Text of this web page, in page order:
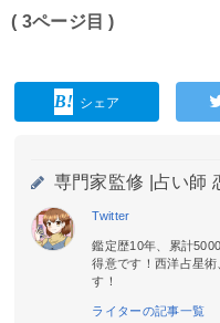
( 3ページ目 )
シェア
専門家監修 | 占い師
Twitter
鑑定歴10年、累計
得意です！西洋占星
す！
ライターの記事一覧